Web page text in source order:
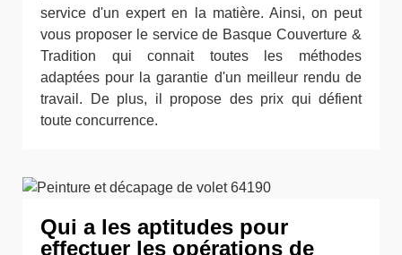
service d'un expert en la matière. Ainsi, on peut
vous proposer le service de Basque Couverture &
Tradition qui connait toutes les méthodes
adaptées pour la garantie d'un meilleur rendu de
travail. De plus, il propose des prix qui défient
toute concurrence.
Qui a les aptitudes pour
effectuer les opérations de